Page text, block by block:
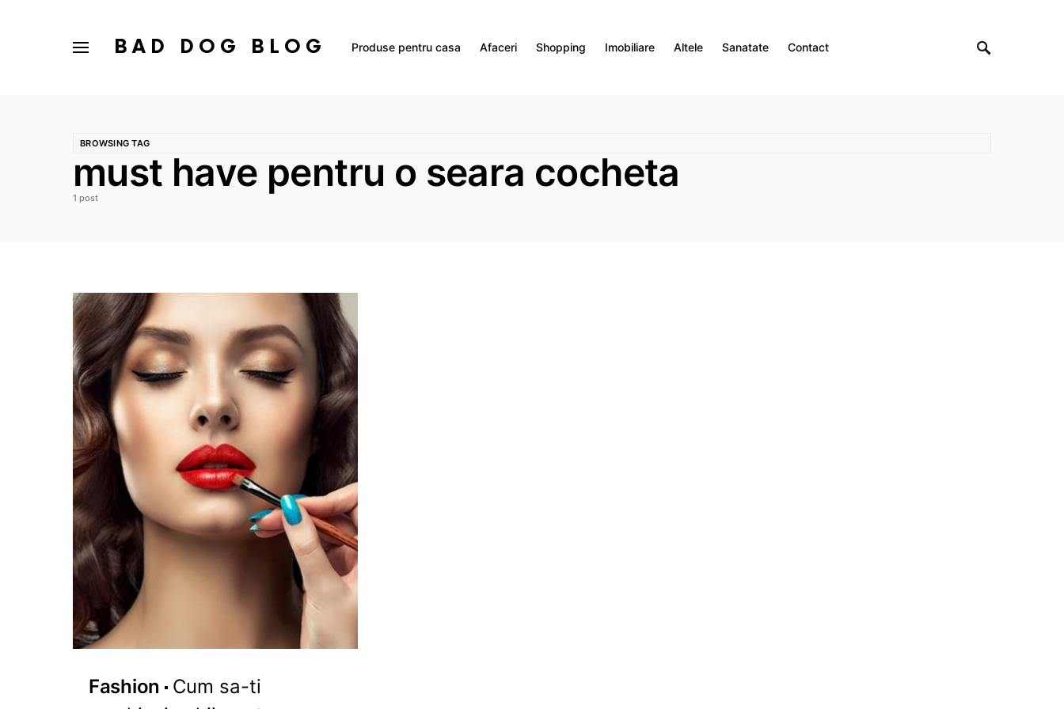
BAD DOG BLOG Produse pentru casa Afaceri Shopping Imobiliare Altele Sanatate Contact
BROWSING TAG
must have pentru o seara cocheta
1 post
Fashion
Cum sa-ti